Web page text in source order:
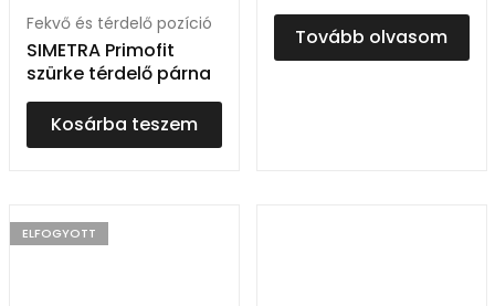
Fekvő és térdelő pozíció
SIMETRA Primofit
szürke térdelő párna
Kosárba teszem
Tovább olvasom
ELFOGYOTT